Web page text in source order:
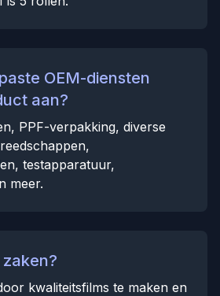
OEM-diensten
aan?
PPF-verpakking, diverse
testapparatuur,
meer.
kwaliteitsfilms te maken en